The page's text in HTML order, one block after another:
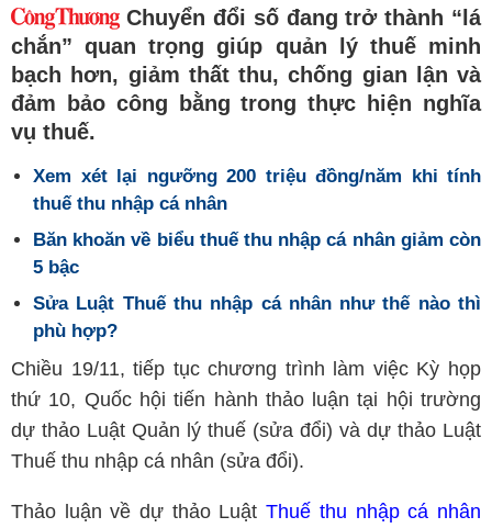
Chuyển đổi số đang trở thành “lá
chắn” quan trọng giúp quản lý thuế minh
bạch hơn, giảm thất thu, chống gian lận và
đảm bảo công bằng trong thực hiện nghĩa
vụ thuế.
Xem xét lại ngưỡng 200 triệu đồng/năm khi tính
thuế thu nhập cá nhân
Băn khoăn về biểu thuế thu nhập cá nhân giảm còn
5 bậc
Sửa Luật Thuế thu nhập cá nhân như thế nào thì
phù hợp?
Chiều 19/11, tiếp tục chương trình làm việc Kỳ họp
thứ 10, Quốc hội tiến hành thảo luận tại hội trường
dự thảo Luật Quản lý thuế (sửa đổi) và dự thảo Luật
Thuế thu nhập cá nhân (sửa đổi).
Thảo luận về dự thảo LuậtThuế thu nhập cá nhân